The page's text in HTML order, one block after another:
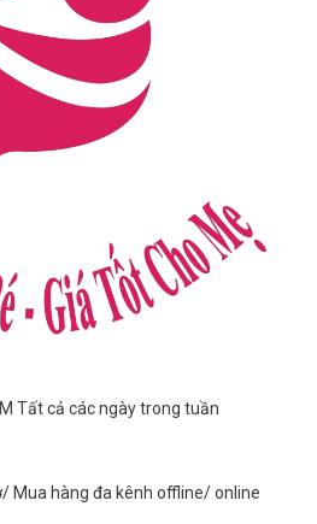
Tất cả các ngày trong tuần
Mua hàng đa kênh offline/ online